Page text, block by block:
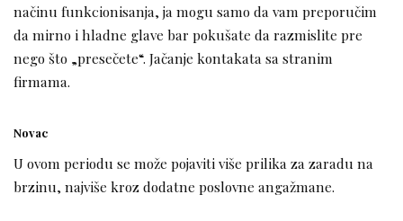
načinu funkcionisanja, ja mogu samo da vam preporučim
da mirno i hladne glave bar pokušate da razmislite pre
nego što „presečete“. Jačanje kontakata sa stranim
firmama.
Novac
U ovom periodu se može pojaviti više prilika za zaradu na
brzinu, najviše kroz dodatne poslovne angažmane.